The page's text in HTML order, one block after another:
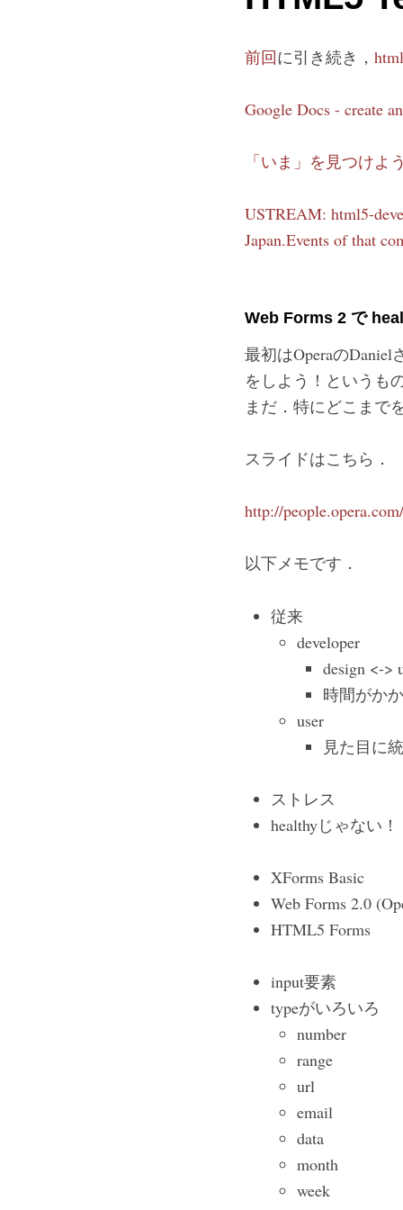
前回に引き続き，
Google Docs - create
「いま」を見つけよう
USTREAM: html5-
Japan.Events of that
Web Forms 2 で
最初はOperaの
をしよう！というも
まだ．特にどこまで
スライドはこちら．
http://
以下メモです．
従来
developer
design <->
時間がか
user
見た目に
ストレス
healthyじゃない！
XForms Basic
Web Forms 2.0
HTML5 Forms
input要素
typeがいろいろ
number
range
url
email
data
month
week